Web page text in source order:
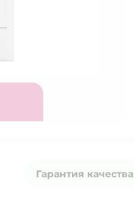
Гарантия качества